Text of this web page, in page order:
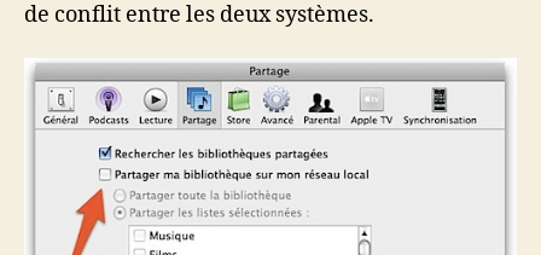
de conflit entre les deux systèmes.